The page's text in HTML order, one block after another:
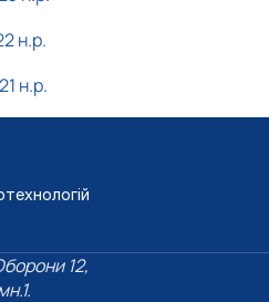
ОНП Доктор філософії
н.р.
н.р.
12,